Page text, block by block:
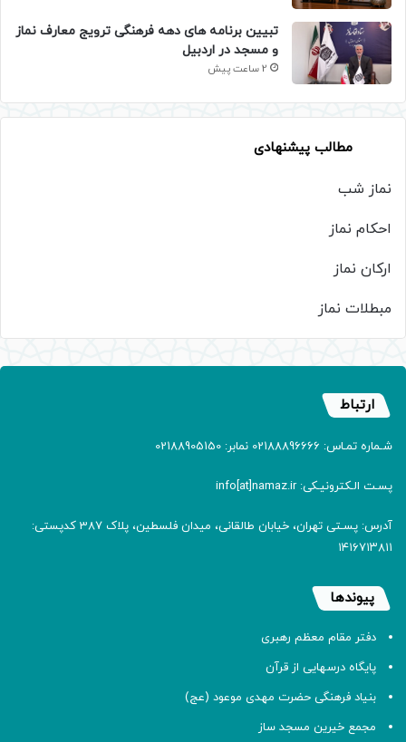
تبیین برنامه های دهه فرهنگی ترویج معارف نماز
و مسجد در اردبیل
2 ساعت پیش
مطالب پیشنهادی
نماز شب
احکام نماز
ارکان نماز
مبطلات نماز
ارتباط
شـماره تمـاس: 02188896666 نمابر: 02188905150
پسـت الـکترونیـکی: info[at]namaz.ir
آدرس: پسـتی تهران، خیابان طالقانی، میدان فلسطین، پلاک 387 کدپستی:
۱۴۱۶۷۱۳۸۱۱
پیوندها
دفتر مقام معظم رهبری
پایگاه درسهایی از قرآن
بنیاد فرهنگی حضرت مهدی موعود (عج)
مجمع خیرین مسجد ساز